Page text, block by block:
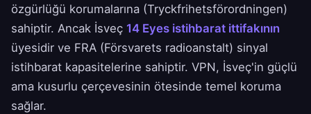
özgürlüğü korumalarına (Tryckfrihetsförordningen)
sahiptir. Ancak İsveç 14 Eyes istihbarat ittifakının
üyesidir ve FRA (Försvarets radioanstalt) sinyal
istihbarat kapasitelerine sahiptir. VPN, İsveç'in güçlü
ama kusurlu çerçevesinin ötesinde temel koruma
sağlar.